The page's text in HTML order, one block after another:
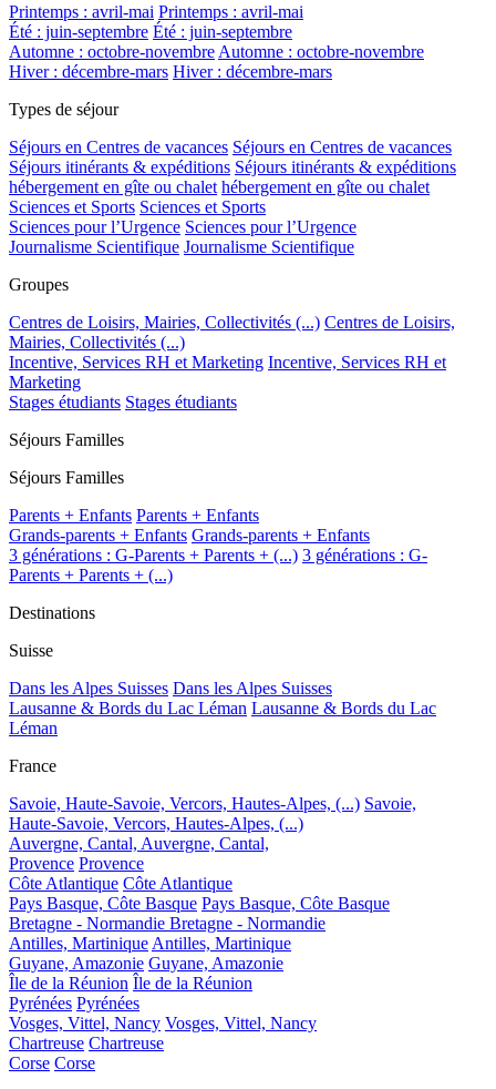
Printemps : avril-mai Printemps : avril-mai
Été : juin-septembre Été : juin-septembre
Automne : octobre-novembre Automne : octobre-novembre
Hiver : décembre-mars Hiver : décembre-mars
Types de séjour
Séjours en Centres de vacances Séjours en Centres de vacances
Séjours itinérants & expéditions Séjours itinérants & expéditions
hébergement en gîte ou chalet hébergement en gîte ou chalet
Sciences et Sports Sciences et Sports
Sciences pour l’Urgence Sciences pour l’Urgence
Journalisme Scientifique Journalisme Scientifique
Groupes
Centres de Loisirs, Mairies, Collectivités (...) Centres de Loisirs,
Mairies, Collectivités (...)
Incentive, Services RH et Marketing Incentive, Services RH et
Marketing
Stages étudiants Stages étudiants
Séjours Familles
Séjours Familles
Parents + Enfants Parents + Enfants
Grands-parents + Enfants Grands-parents + Enfants
3 générations : G-Parents + Parents + (...) 3 générations : G-
Parents + Parents + (...)
Destinations
Suisse
Dans les Alpes Suisses Dans les Alpes Suisses
Lausanne & Bords du Lac Léman Lausanne & Bords du Lac
Léman
France
Savoie, Haute-Savoie, Vercors, Hautes-Alpes, (...) Savoie,
Haute-Savoie, Vercors, Hautes-Alpes, (...)
Auvergne, Cantal, Auvergne, Cantal,
Provence Provence
Côte Atlantique Côte Atlantique
Pays Basque, Côte Basque Pays Basque, Côte Basque
Bretagne - Normandie Bretagne - Normandie
Antilles, Martinique Antilles, Martinique
Guyane, Amazonie Guyane, Amazonie
Île de la Réunion Île de la Réunion
Pyrénées Pyrénées
Vosges, Vittel, Nancy Vosges, Vittel, Nancy
Chartreuse Chartreuse
Corse Corse